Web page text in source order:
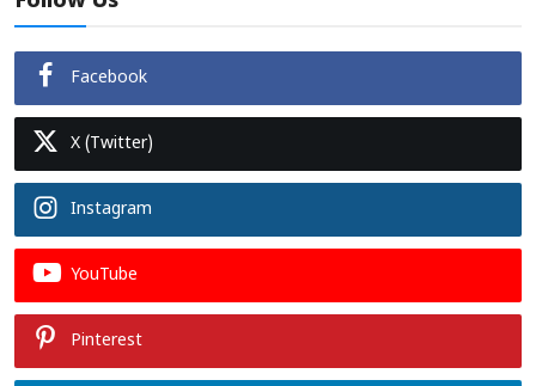
Facebook
X (Twitter)
Instagram
YouTube
Pinterest